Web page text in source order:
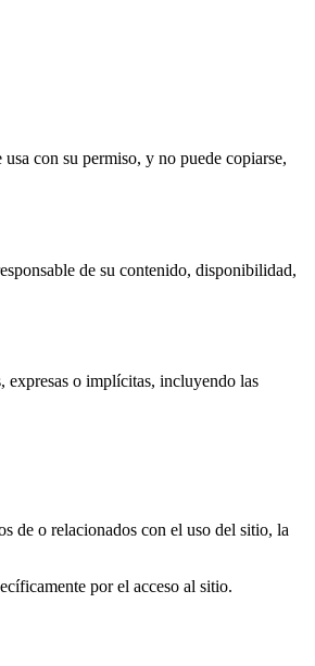
con su permiso, y no puede copiarse,
de su contenido, disponibilidad,
o implícitas, incluyendo las
de o relacionados con el uso del sitio, la
por el acceso al sitio.